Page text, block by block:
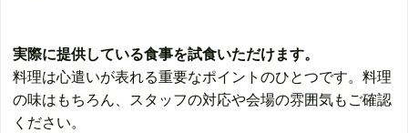
実際に提供している食事を試食いただけます。
料理は心遣いが表れる重要なポイントのひとつです。料理
の味はもちろん、スタッフの対応や会場の雰囲気もご確認
ください。